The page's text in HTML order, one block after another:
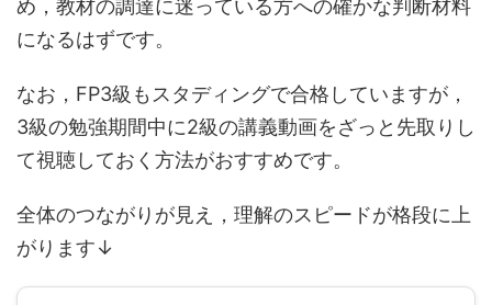
め，教材の調達に迷っている方への確かな判断材料
になるはずです。
なお，FP3級もスタディングで合格していますが，
3級の勉強期間中に2級の講義動画をざっと先取りし
て視聴しておく方法がおすすめです。
全体のつながりが見え，理解のスピードが格段に上
がります↓